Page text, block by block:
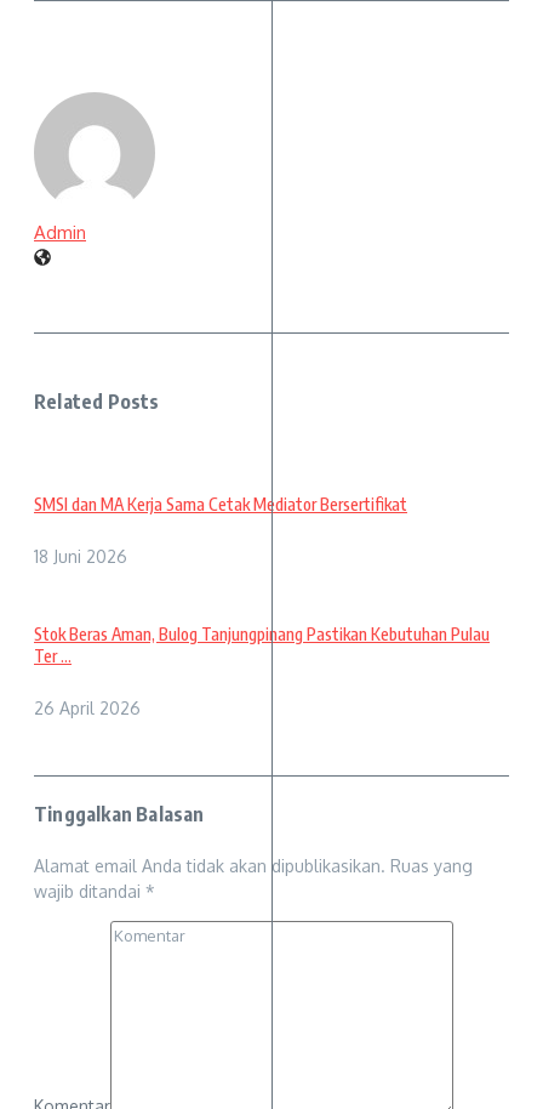
Admin
Related Posts
SMSI dan MA Kerja Sama Cetak Mediator Bersertifikat
18 Juni 2026
Stok Beras Aman, Bulog Tanjungpinang Pastikan Kebutuhan Pulau
Ter ...
26 April 2026
Tinggalkan Balasan
Alamat email Anda tidak akan dipublikasikan. Ruas yang
wajib ditandai *